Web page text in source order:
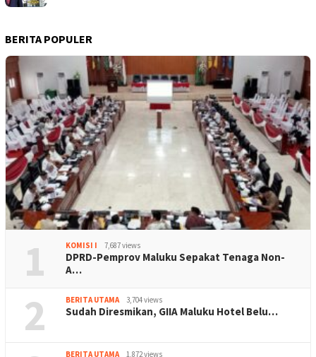
BERITA POPULER
1 KOMISI I 7,687 views
DPRD-Pemprov Maluku Sepakat Tenaga Non-
A…
2 BERITA UTAMA 3,704 views
Sudah Diresmikan, GIIA Maluku Hotel Belu…
BERITA UTAMA 1,872 views